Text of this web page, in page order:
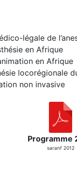
légale de
en Afrique
en Afrique
locorégionale
non invasive
Programme
saranf 2012